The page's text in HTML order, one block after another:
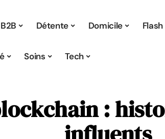
B2B Détente Domicile
Soins Tech
: